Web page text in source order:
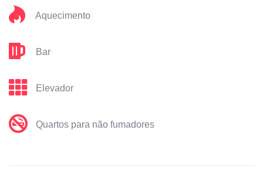
Aquecimento
Bar
Elevador
Quartos para não fumadores